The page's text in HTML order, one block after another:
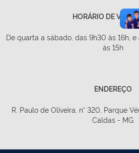
HORÁRIO DE
De quarta a sábado, das 9h30 às 16h,
às 15h
ENDEREÇO
R. Paulo de Oliveira, n° 320, Parque
Caldas - MG